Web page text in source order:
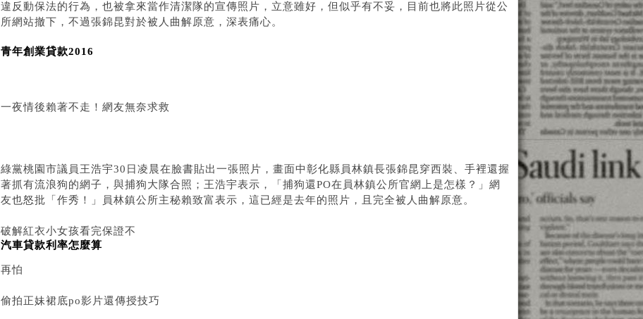
違反動保法的行為，也被拿來當作清潔隊的宣傳照片，立意雖好，但似乎有不妥，目前也將此照片從公
所網站撤下，不過張錦昆對於被人曲解原意，深表痛心。
青年創業貸款2016
一夜情後賴著不走！網友無奈求救
綠黨桃園市議員王浩宇30日凌晨在臉書貼出一張照片，畫面中彰化縣員林鎮長張錦昆穿西裝、手裡還握
著抓有流浪狗的網子，與捕狗大隊合照；王浩宇表示，「捕狗還PO在員林鎮公所官網上是怎樣？」網
友也怒批「作秀！」員林鎮公所主秘賴致富表示，這已經是去年的照片，且完全被人曲解原意。
破解紅衣小女孩看完保證不
汽車貸款利率怎麼算
再怕
偷拍正妹裙底po影片還傳授技巧